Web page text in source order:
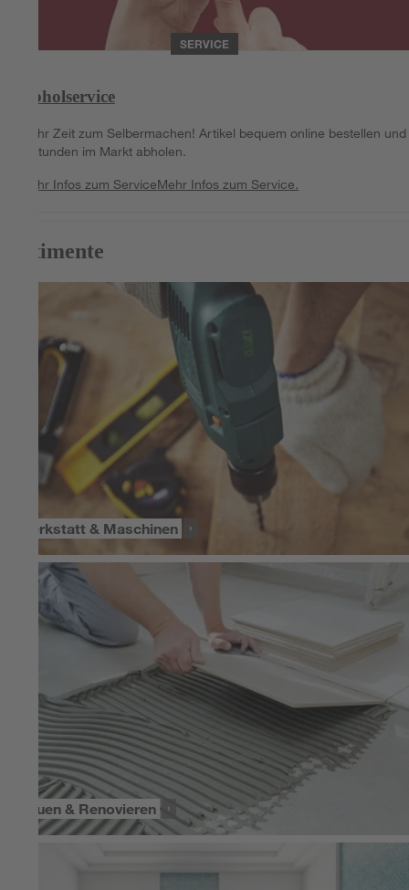
SERVICE
Abholservice
Mehr Zeit zum Selbermachen! Artikel bequem online bestellen
2 Stunden im Markt abholen.
Mehr Infos zum ServiceMehr Infos zum Service.
Sortimente
Werkstatt & Maschinen
Bauen & Renovieren